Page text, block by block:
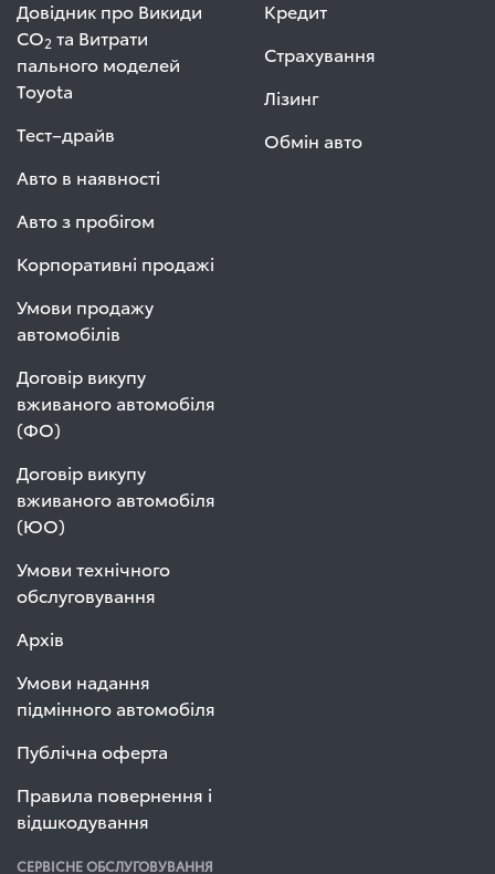
Довідник про Викиди
СО2 та Витрати
пального моделей
Toyota
Тест–драйв
Авто в наявності
Авто з пробігом
Корпоративні продажі
Умови продажу
автомобілів
Договір викупу
вживаного автомобіля
(ФО)
Договір викупу
вживаного автомобіля
(ЮО)
Умови технічного
обслуговування
Архів
Умови надання
підмінного автомобіля
Публічна оферта
Правила повернення і
відшкодування
Кредит
Страхування
Лізинг
Обмін авто
СЕРВІСНЕ ОБСЛУГОВУВАННЯ